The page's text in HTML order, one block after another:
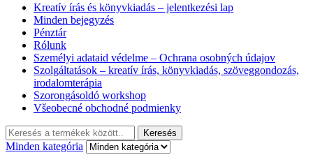
Kreatív írás és könyvkiadás – jelentkezési lap
Minden bejegyzés
Pénztár
Rólunk
Személyi adataid védelme – Ochrana osobných údajov
Szolgáltatások – kreatív írás, könyvkiadás, szöveggondozás,
irodalomterápia
Szorongásoldó workshop
Všeobecné obchodné podmienky
Keresés:
Keresés
Minden kategória